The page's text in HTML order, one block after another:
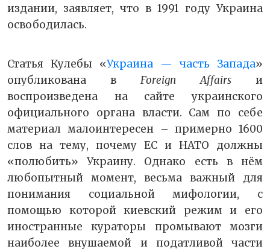
издании, заявляет, что в 1991 году Украина
освободилась.
Статья Кулебы «Украина — часть Запада»
опубликована в Foreign Affairs и
воспроизведена на сайте украинского
официального органа власти. Сам по себе
материал малоинтересен – примерно 1600
слов на тему, почему ЕС и НАТО должны
«полюбить» Украину. Однако есть в нём
любопытный момент, весьма важный для
понимания социальной мифологии, с
помощью которой киевский режим и его
иностранные кураторы промывают мозги
наиболее внушаемой и податливой части